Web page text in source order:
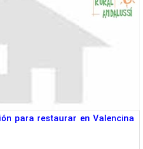
para restaurar en Valencina